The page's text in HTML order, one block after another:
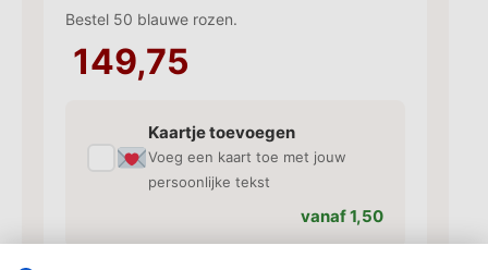
Bestel 50 blauwe rozen.
149,75
Kaartje toevoegen
Voeg een kaart toe met jouw
persoonlijke tekst
vanaf 1,50